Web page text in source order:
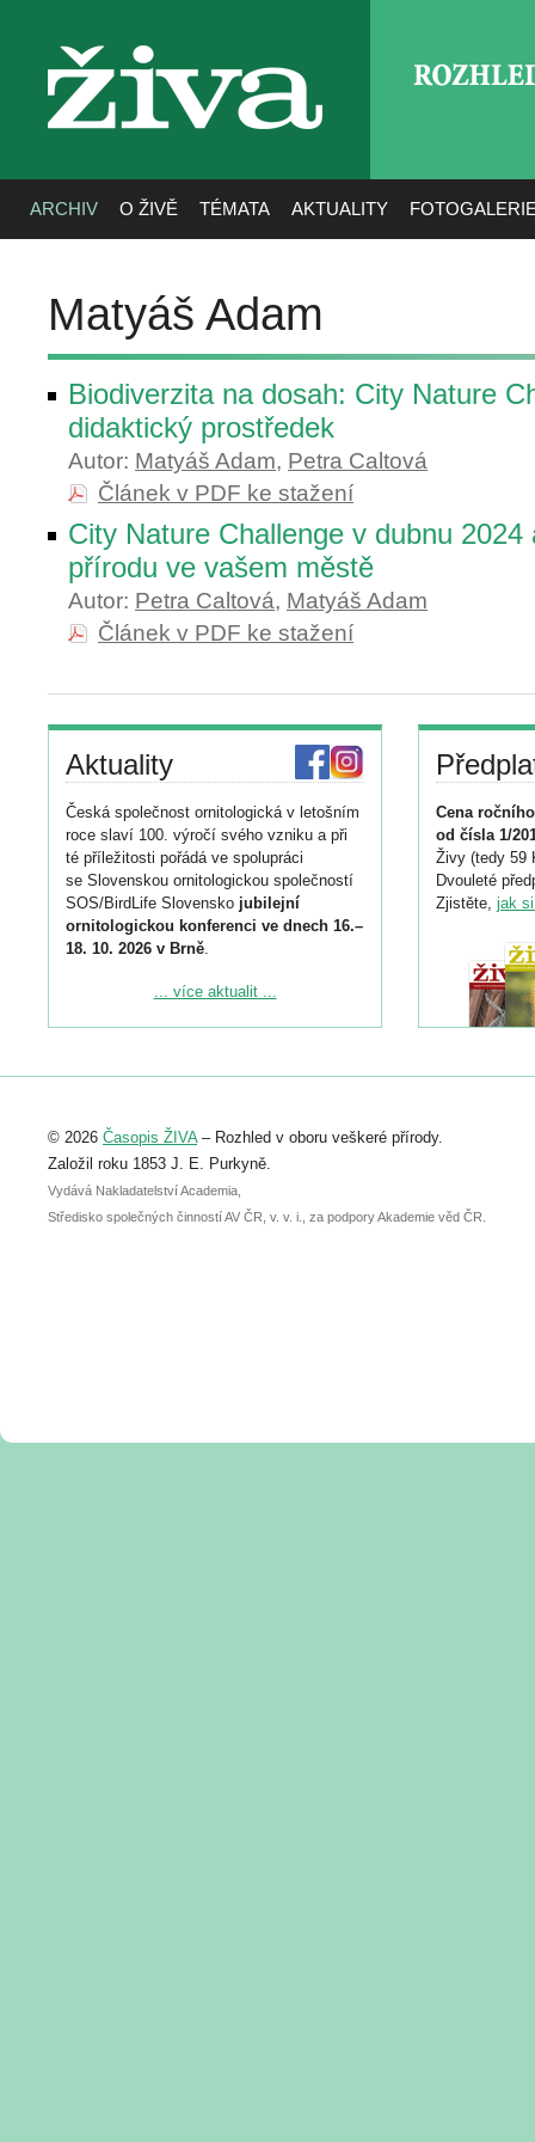
živa
ARCHIV O ŽIVĚ TÉMATA AKTUALITY
Matyáš Adam
Biodiverzita na dosah: City Nature
didaktický prostředek
Autor: Matyáš Adam, Petra Caltová
Článek v PDF ke stažení
City Nature Challenge v dubnu 2024
přírodu ve vašem městě
Autor: Petra Caltová, Matyáš Adam
Článek v PDF ke stažení
Aktuality
Česká společnost ornitologická v letošním
roce slaví 100. výročí svého vzniku a při
té příležitosti pořádá ve spolupráci
se Slovenskou ornitologickou společností
SOS/BirdLife Slovensko jubilejní
ornitologickou konferenci ve dnech 16.–
18. 10. 2026 v Brně.
Podrobnější informace ke konferenci
Registrovat se můžete do 6. září.
abstraktu přihlášené přednášky nebo
posteru je už 30. června.
... více aktualit ...
Cena
od čísla 1/
Živy (tedy 59
Dvouleté
Zjistěte, jak
© 2026 Časopis ŽIVA– Rozhled v oboru veškeré přírody.
Založil roku 1853 J. E. Purkyně.
Vydává Nakladatelství Academia,
Středisko společných činností AV ČR, v. v. i., za podpory Akademie věd ČR.